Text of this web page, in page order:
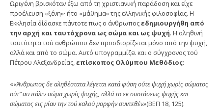
Ωριγένη βρισκόταν έξω από τη χριστιανική πα­ράδοση και είχε
προέλευση «ξένη»· ήτο «μάθημα» της ελ­ληνικής φιλοσοφίας. Η
Εκκλησία δίδασκε πάντοτε πως ο άνθρωποςεδημιουργήθη από
την αρχή και ταυτόχρονα ως σώμα και ως ψυχή. Η αληθινή
ταυτότητα τού ανθρώπου δεν προσδιορίζεται μόνο από την ψυχή,
αλλά και από το σώμα. Αυτό υπογραμμίζει και ο σύγχρονος τού
Πέτρου Αλεξανδρείας,επίσκοπος Ολύμπου Μεθόδιος:
««Άνθρωπος δε αληθέστατα λέγεται κατά φύση ούτε ψυχή χωρίς σώματος
ούτ” αυ πάλιν σώμα χωρίς ψυχής, αλλά το εκ συστάσεως ψυχής και
σώματος εις μίαν την τού καλού μορφήν συντεθέν»(ΒΕΠ 18, 125).